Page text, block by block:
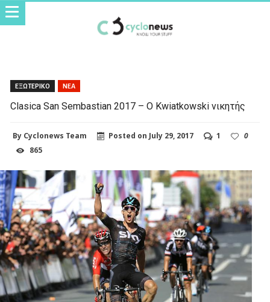
ΕΞΩΤΕΡΙΚΟ ΝΕΑ
Clasica San Sembastian 2017 – Ο Kwiatkowski νικητής
By Cyclonews Team Posted on July 29, 2017 1
0
865